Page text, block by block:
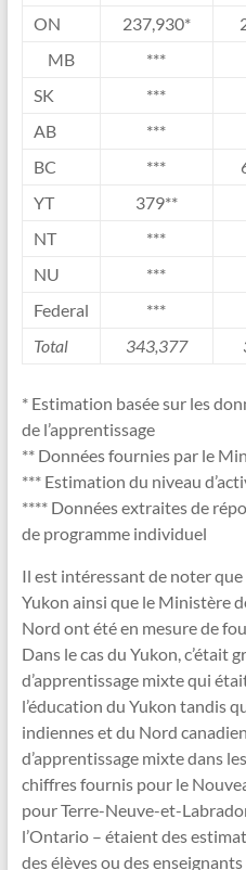
ON
237,930*
MB
***
SK
***
AB
***
BC
***
YT
379**
NT
***
NU
***
Federal
***
Total
343,377
* Estimation basée sur les
de l’apprentissage
** Données fournies par le
*** Estimation du niveau
**** Données extraites de
de programme individuel
Il est intéressant de noter
Yukon ainsi que le Ministère
Nord ont été en mesure de
Dans le cas du Yukon, c’était
d’apprentissage mixte qui
l’éducation du Yukon tandis
indiennes et du Nord
d’apprentissage mixte dans
chiffres fournis pour le
pour Terre-Neuve-et-
l’Ontario – étaient des
des élèves ou des